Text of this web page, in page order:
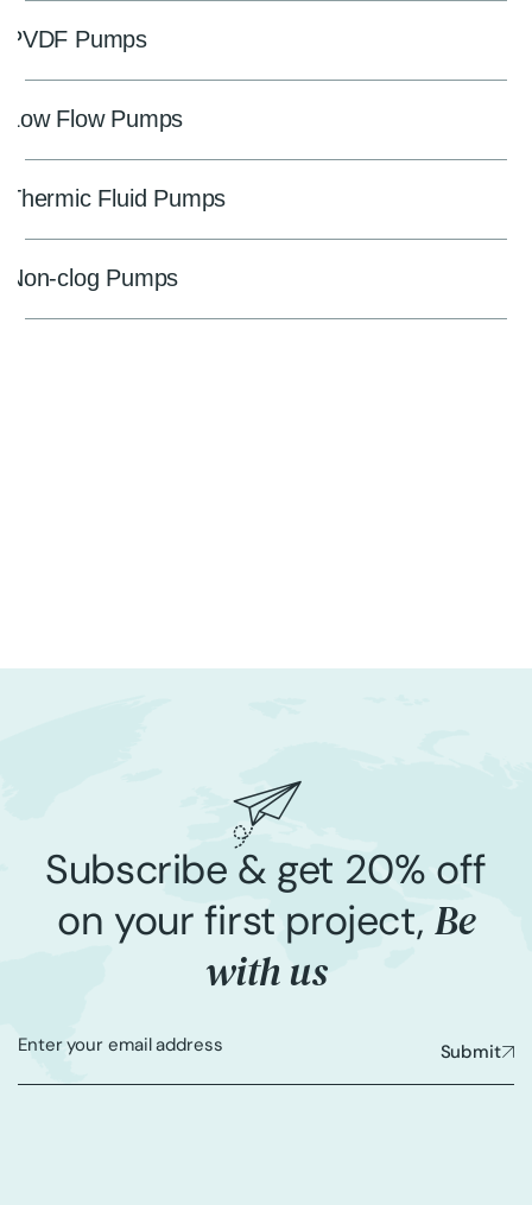
PVDF Pumps
Low Flow Pumps
Thermic Fluid Pumps
Non-clog Pumps
Subscribe & get 20% off
on your first project, Be
with us
Submit